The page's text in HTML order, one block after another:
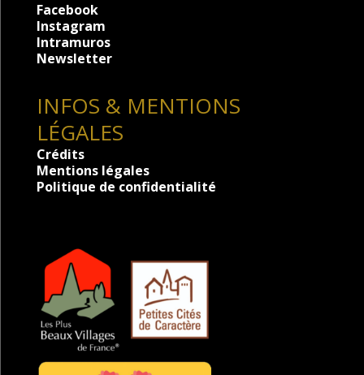
Facebook
Instagram
Intramuros
Newsletter
INFOS & MENTIONS
LÉGALES
Crédits
Mentions légales
Politique de confidentialité